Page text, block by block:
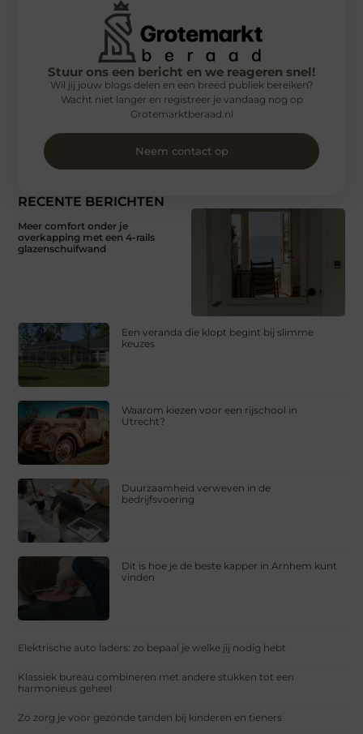
RECENTE BERICHTEN
Meer comfort onder je
overkapping met een 4-rails
glazenschuifwand
Een veranda die klopt begint bij slimme
keuzes
Waarom kiezen voor een rijschool in
Utrecht?
Duurzaamheid verweven in de
bedrijfsvoering
Dit is hoe je de beste kapper in Arnhem kunt
vinden
Elektrische auto laders: zo bepaal je welke jij nodig hebt
Klassiek bureau combineren met andere stukken tot een
harmonieus geheel
Zo zorg je voor gezonde tanden bij kinderen en tieners
Stuur ons een bericht en we reageren snel!
Wil jij jouw blogs delen en een breed publiek bereiken?
Wacht niet langer en registreer je vandaag nog op
Grotemarktberaad.nl
Neem contact op